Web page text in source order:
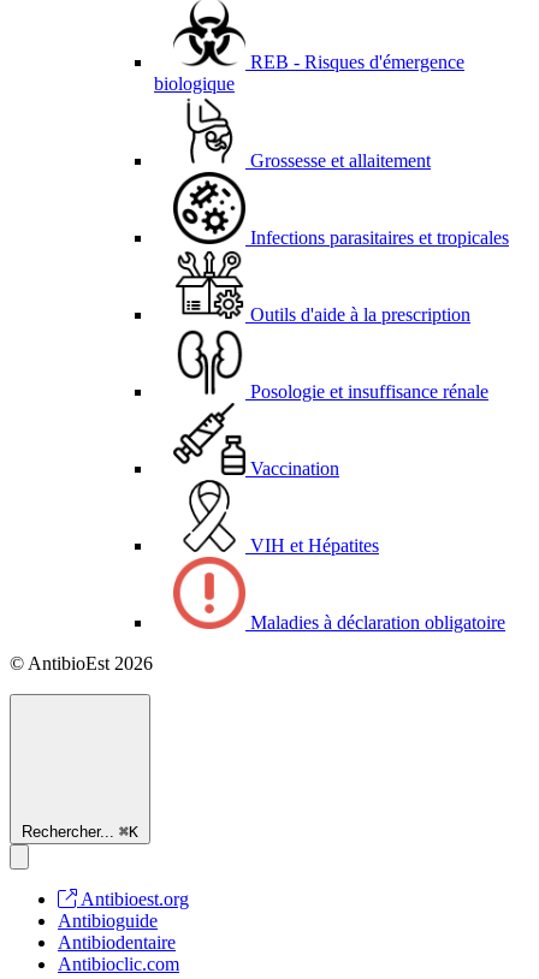
REB - Risques d'émergence
biologique
Grossesse et allaitement
Infections parasitaires et tropicales
Outils d'aide à la prescription
Posologie et insuffisance rénale
Vaccination
VIH et Hépatites
Maladies à déclaration obligatoire
© AntibioEst 2026
Rechercher... ⌘K
Antibioest.org
Antibioguide
Antibiodentaire
Antibioclic.com